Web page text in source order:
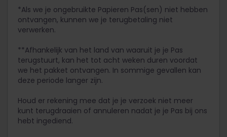
*Als we je ongebruikte Papieren Pas(sen) niet hebben
ontvangen, kunnen we je terugbetaling niet
verwerken.
**Afhankelijk van het land van waaruit je je Pas
terugstuurt, kan het tot acht weken duren voordat
we het pakket ontvangen. In sommige gevallen kan
deze periode langer zijn.
Houd er rekening mee dat je je verzoek niet meer
kunt terugdraaien of annuleren nadat je je Pas bij ons
hebt ingediend.